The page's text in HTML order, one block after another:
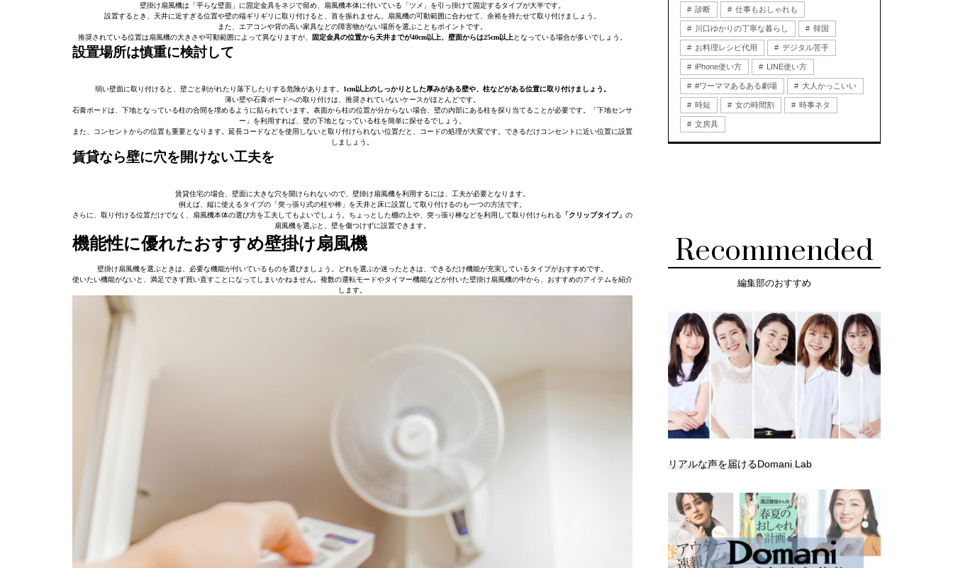
壁掛け扇風機は「平らな壁面」に固定金具をネジで留め、扇風機本体に付いている「ツメ」を引っ掛けて固定するタイプが大半です。
設置するとき、天井に近すぎる位置や壁の端ギリギリに取り付けると、首を振れません。扇風機の可動範囲に合わせて、余裕を持たせて取り付けましょう。
また、エアコンや背の高い家具などの障害物がない場所を選ぶこともポイントです。
推奨されている位置は扇風機の大きさや可動範囲によって異なりますが、
固定金具の位置から天井までが40cm以上、壁面からは25cm以上となっている場合が多いでしょう。
設置場所は慎重に検討して
弱い壁面に取り付けると、壁ごと剥がれたり落下したりする危険があります。
1cm以上のしっかりとした厚みがある壁や、柱などがある位置に取り付けましょう。
薄い壁や石膏ボードへの取り付けは、推奨されていないケースがほとんどです。
石膏ボードは、下地となっている柱の合間を埋めるように貼られています。表面から柱の位置が分からない場合、壁の内部にある柱を探り当てることが必要です。「下地センサ
ー」を利用すれば、壁の下地となっている柱を簡単に探せるでしょう。
また、コンセントからの位置も重要となります。延長コードなどを使用しないと取り付けられない位置だと、コードの処理が大変です。できるだけコンセントに近い位置に設置
しましょう。
賃貸なら壁に穴を開けない工夫を
賃貸住宅の場合、壁面に大きな穴を開けられないので、壁掛け扇風機を利用するには、工夫が必要となります。
例えば、縦に使えるタイプの「突っ張り式の柱や棒」を天井と床に設置して取り付けるのも一つの方法です。
さらに、取り付ける位置だけでなく、扇風機本体の選び方を工夫してもよいでしょう。ちょっとした棚の上や、突っ張り棒などを利用して取り付けられる 「クリップタイプ」 の
扇風機を選ぶと、壁を傷つけずに設置できます。
機能性に優れたおすすめ壁掛け扇風機
壁掛け扇風機を選ぶときは、必要な機能が付いているものを選びましょう。どれを選ぶか迷ったときは、できるだけ機能が充実しているタイプがおすすめです。
使いたい機能がないと、満足できず買い直すことになってしまいかねません。複数の運転モードやタイマー機能などが付いた壁掛け扇風機の中から、おすすめのアイテムを紹介
します。
診断 仕事もおしゃれも
川口ゆかりの丁寧な暮らし 韓国
お料理レシピ代用 デジタル苦手
iPhone使い方 LINE使い方
#ワーママあるある劇場 大人かっこいい
時短 女の時間割 時事ネタ
文房具
Recommended
編集部のおすすめ
リアルな声を届けるDomani Lab